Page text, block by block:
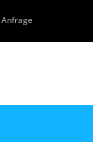
Anfrage